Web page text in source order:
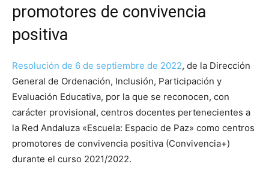
promotores de convivencia
positiva
Resolución de 6 de septiembre de 2022, de la Dirección
General de Ordenación, Inclusión, Participación y
Evaluación Educativa, por la que se reconocen, con
carácter provisional, centros docentes pertenecientes a
la Red Andaluza «Escuela: Espacio de Paz» como centros
promotores de convivencia positiva (Convivencia+)
durante el curso 2021/2022.